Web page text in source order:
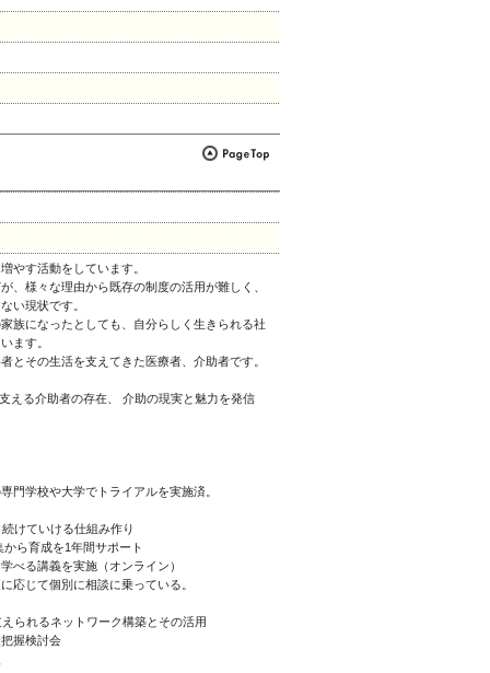
やす活動をしています。
、様々な理由から既存の制度の活用が難しく、
い現状です。
族になったとしても、自分らしく生きられる社
ます。
とその生活を支えてきた医療者、介助者です。
える介助者の存在、 介助の現実と魅力を発信
門学校や大学でトライアルを実施済。
けていける仕組み作り
ら育成を1年間サポート
べる講義を実施（オンライン）
応じて個別に相談に乗っている。
られるネットワーク構築とその活用
握検討会